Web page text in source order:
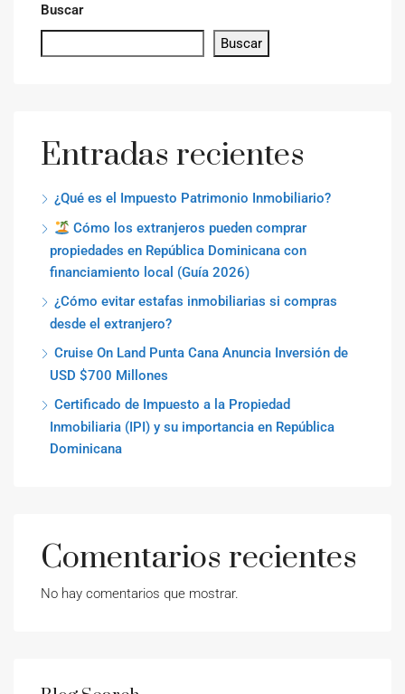
Buscar
Buscar
Entradas recientes
¿Qué es el Impuesto Patrimonio Inmobiliario?
Cómo los extranjeros pueden comprar
propiedades en República Dominicana con
financiamiento local (Guía 2026)
¿Cómo evitar estafas inmobiliarias si compras
desde el extranjero?
Cruise On Land Punta Cana Anuncia Inversión de
USD $700 Millones
Certificado de Impuesto a la Propiedad
Inmobiliaria (IPI) y su importancia en República
Dominicana
Comentarios recientes
No hay comentarios que mostrar.